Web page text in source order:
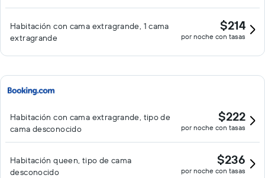
Habitación con cama extragrande, 1 cama
extragrande
$214
por noche con tasas
Habitación con cama extragrande, tipo de
cama desconocido
$222
por noche con tasas
Habitación queen, tipo de cama
desconocido
$236
por noche con tasas